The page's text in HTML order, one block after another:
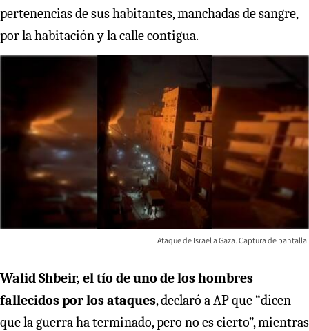
pertenencias de sus habitantes, manchadas de sangre,
por la habitación y la calle contigua.
Ataque de Israel a Gaza. Captura de pantalla.
Walid Shbeir, el tío de uno de los hombres
fallecidos por los ataques, declaró a AP que “dicen
que la guerra ha terminado, pero no es cierto”, mientras